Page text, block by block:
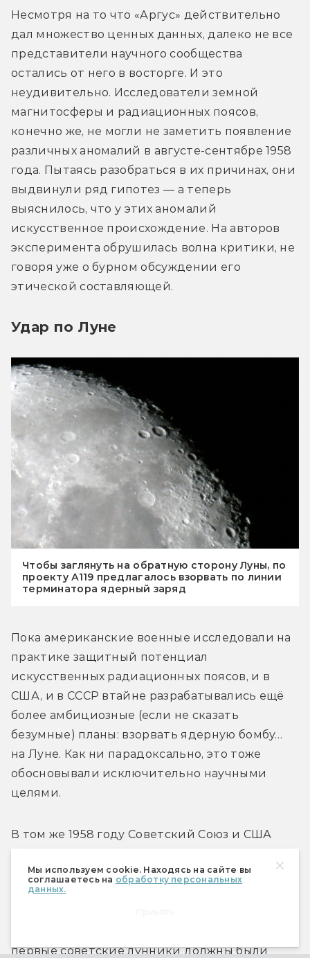
Мы используем cookie. Находясь на сайте вы
соглашаетесь на обработку персональных
данных.
Несмотря на то что «Аргус» действительно
дал множество ценных данных, далеко не все
представители научного сообщества
остались от него в восторге. И это
неудивительно. Исследователи земной
магнитосферы и радиационных поясов,
конечно же, не могли не заметить появление
различных аномалий в августе-сентябре 1958
года. Пытаясь разобраться в их причинах, они
выдвинули ряд гипотез — а теперь
выяснилось, что у этих аномалий
искусственное происхождение. На авторов
эксперимента обрушилась волна критики, не
говоря уже о бурном обсуждении его
этической составляющей.
Удар по Луне
Чтобы заглянуть на обратную сторону Луны, по
проекту А119 предлагалось взорвать по линии
терминатора ядерный заряд
Пока американские военные исследовали на
практике защитный потенциал
искусственных радиационных поясов, и в
США, и в СССР втайне разрабатывались ещё
более амбициозные (если не сказать
безумные) планы: взорвать ядерную бомбу…
на Луне. Как ни парадоксально, это тоже
обосновывали исключительно научными
целями.
В том же 1958 году Советский Союз и США
Луне. По нынешним меркам эти ранние
межпланетные зонды имели примитивную
первые советские лунники должны были